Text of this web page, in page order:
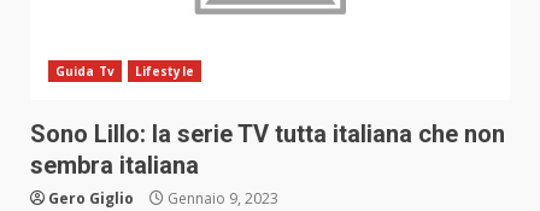
Guida Tv Lifestyle
Sono Lillo: la serie TV tutta italiana che non
sembra italiana
Gero Giglio Gennaio 9, 2023